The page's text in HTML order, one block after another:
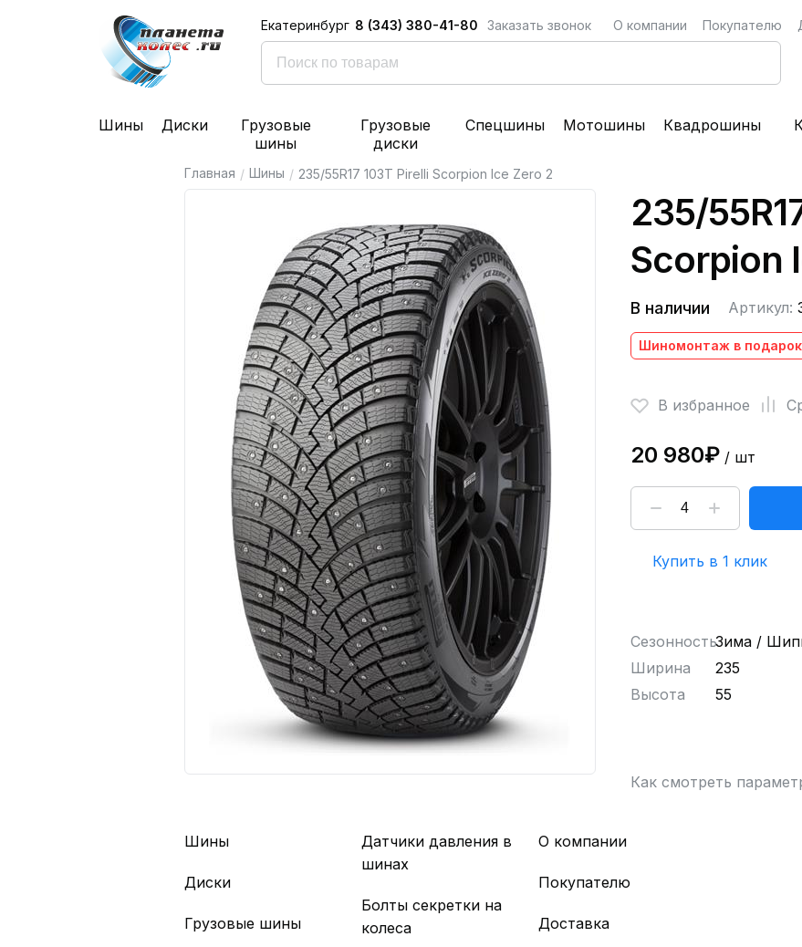
Екатеринбург 8 (343) 380-41-80 Заказать звонок О компании Покупателю
Шины Диски
Грузовые
шины
Грузовые
диски
Спецшины Мотошины Квадрошины
Главная / Шины / 235/55R17 103T Pirelli Scorpion Ice Zero 2
235/
Scorpion
В наличии Артикул:
Шиномонтаж в подарок
В избранное
20 980₽/ шт
Купить в 1 клик
СезонностьЗима /
Ширина
235
Высота
55
Как смотреть
Шины
Диски
Грузовые шины
Датчики давления в
шинах
Болты секретки на
колеса
О компании
Покупателю
Доставка